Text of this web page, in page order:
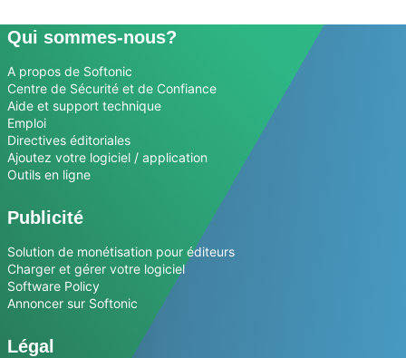
Qui sommes-nous?
A propos de Softonic
Centre de Sécurité et de Confiance
Aide et support technique
Emploi
Directives éditoriales
Ajoutez votre logiciel / application
Outils en ligne
Publicité
Solution de monétisation pour éditeurs
Charger et gérer votre logiciel
Software Policy
Annoncer sur Softonic
Légal